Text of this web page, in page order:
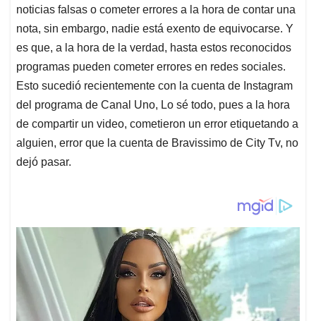
noticias falsas o cometer errores a la hora de contar una
nota, sin embargo, nadie está exento de equivocarse. Y
es que, a la hora de la verdad, hasta estos reconocidos
programas pueden cometer errores en redes sociales.
Esto sucedió recientemente con la cuenta de Instagram
del programa de Canal Uno, Lo sé todo, pues a la hora
de compartir un video, cometieron un error etiquetando a
alguien, error que la cuenta de Bravissimo de City Tv, no
dejó pasar.